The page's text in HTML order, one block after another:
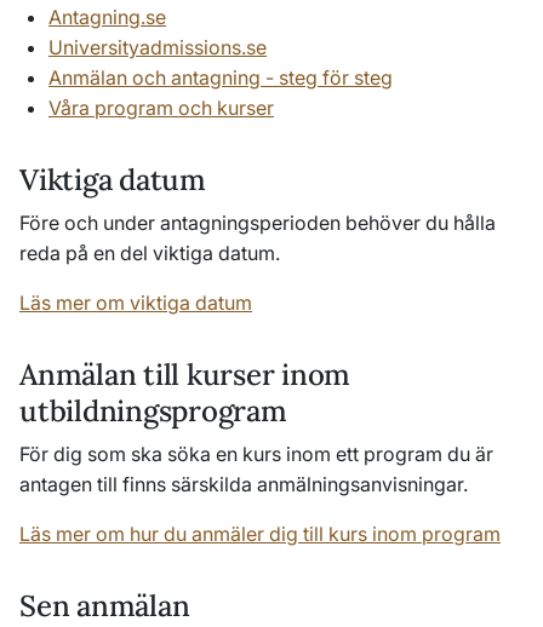
Antagning.se
Universityadmissions.se
Anmälan och antagning - steg för steg
Våra program och kurser
Viktiga datum
Före och under antagningsperioden behöver du hålla
reda på en del viktiga datum.
Läs mer om viktiga datum
Anmälan till kurser inom
utbildningsprogram
För dig som ska söka en kurs inom ett program du är
antagen till finns särskilda anmälningsanvisningar.
Läs mer om hur du anmäler dig till kurs inom program
Sen anmälan